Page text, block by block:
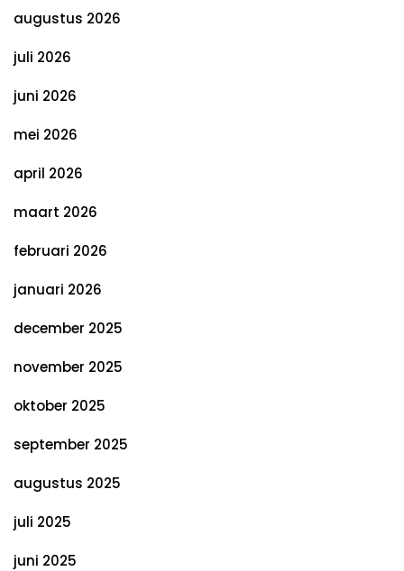
augustus 2026
juli 2026
juni 2026
mei 2026
april 2026
maart 2026
februari 2026
januari 2026
december 2025
november 2025
oktober 2025
september 2025
augustus 2025
juli 2025
juni 2025